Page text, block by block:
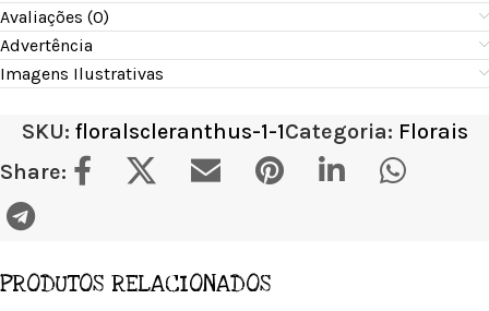
Avaliações (0)
Advertência
Imagens Ilustrativas
SKU: floralscleranthus-1-1Categoria: Florais
Share:
PRODUTOS RELACIONADOS